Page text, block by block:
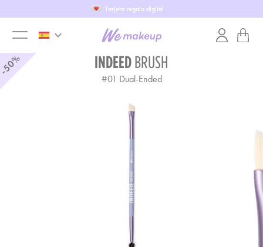
Tarjeta regalo digital
toggle
keyboard_arrow_down
INDEEDBRUSH
#01 Dual-Ended